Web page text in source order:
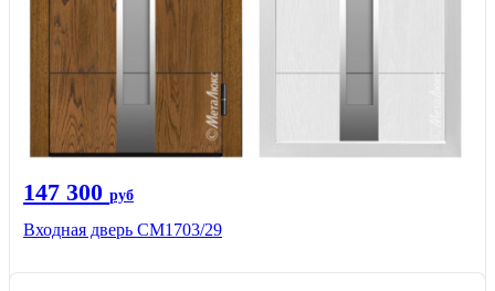
147 300 руб
Входная дверь СМ1703/29